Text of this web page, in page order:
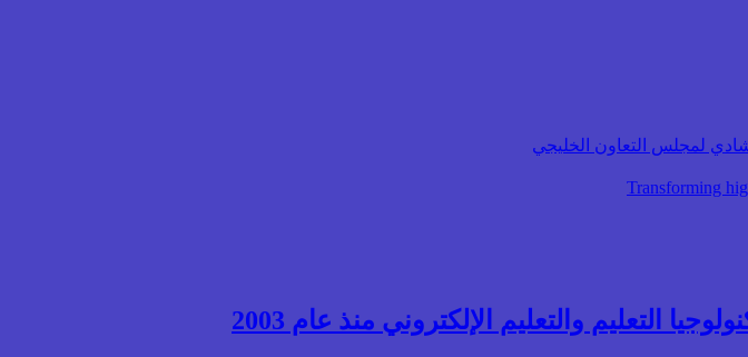
لمجلس التعاون الخليجي
التعليم والتعليم الإلكتروني منذ عام 2003